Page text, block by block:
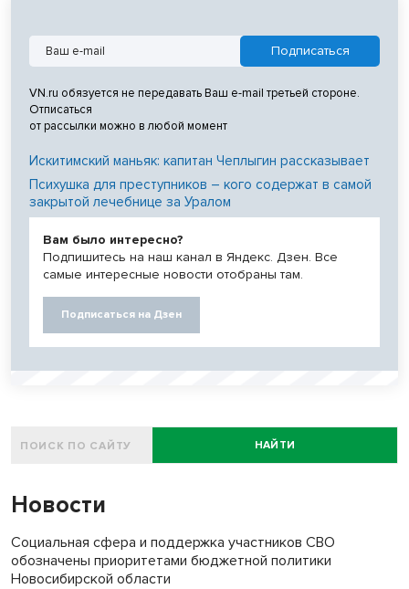
VN.ru обязуется не передавать Ваш e-mail третьей стороне.
Отписаться
от рассылки можно в любой момент
Искитимский маньяк: капитан Чеплыгин рассказывает
Психушка для преступников – кого содержат в самой
закрытой лечебнице за Уралом
Вам было интересно?
Подпишитесь на наш канал в Яндекс. Дзен. Все
самые интересные новости отобраны там.
Подписаться на Дзен
НАЙТИ
Новости
Социальная сфера и поддержка участников СВО
обозначены приоритетами бюджетной политики
Новосибирской области